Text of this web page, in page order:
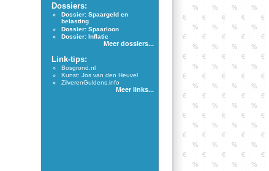
Dossiers:
Dossier: Spaargeld en
belasting
Dossier: Spaarloon
Dossier: Inflatie
Meer dossiers...
Link-tips:
Bosgrond.nl
Kunst: Jos van den Heuvel
ZilverenGuldens.info
Meer links...